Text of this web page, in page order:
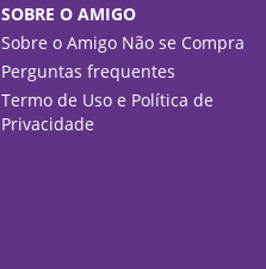
SOBRE O AMIGO
Sobre o Amigo Não se Compra
Perguntas frequentes
Termo de Uso e Política de
Privacidade